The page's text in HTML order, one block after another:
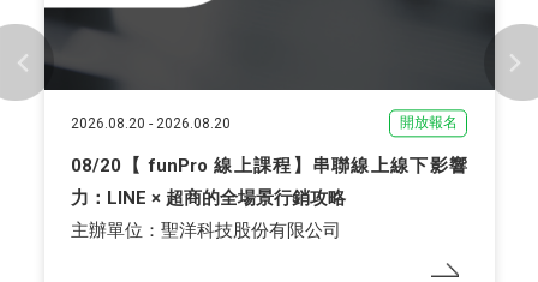
2026.08.20 - 2026.08.20 開放報名
08/20【 funPro 線上課程】串聯線上線下影響
力：LINE × 超商的全場景行銷攻略
主辦單位：聖洋科技股份有限公司